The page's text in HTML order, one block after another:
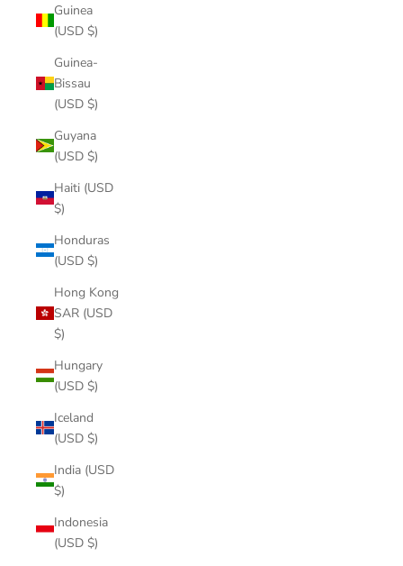
Guinea
(USD $)
Guinea-
Bissau
(USD $)
Guyana
(USD $)
Haiti (USD
$)
Honduras
(USD $)
Hong Kong
SAR (USD
$)
Hungary
(USD $)
Iceland
(USD $)
India (USD
$)
Indonesia
(USD $)